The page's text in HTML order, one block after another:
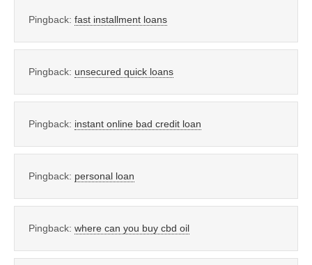
Pingback: fast installment loans
Pingback: unsecured quick loans
Pingback: instant online bad credit loan
Pingback: personal loan
Pingback: where can you buy cbd oil